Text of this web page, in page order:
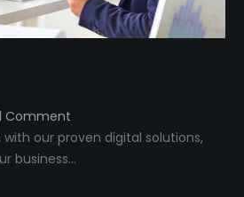
Comment
our proven digital solutions,
business…